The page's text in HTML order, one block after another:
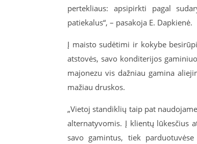
pertekliaus: apsipirkti pagal
patiekalus“, – pasakoja E. Dapkienė.
Į maisto sudėtimi ir kokybe
atstovės, savo konditerijos
majonezu vis dažniau gamina
mažiau druskos.
„Vietoj standiklių taip pat
alternatyvomis. Į klientų lūkesčius
savo gamintus, tiek